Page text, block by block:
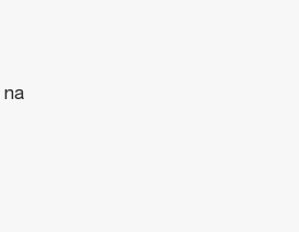
na